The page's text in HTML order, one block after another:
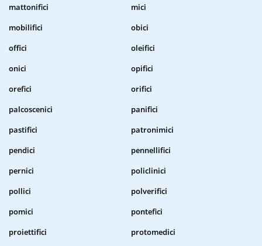
mattonifici
mici
mobilifici
obici
offici
oleifici
onici
opifici
orefici
orifici
palcoscenici
panifici
pastifici
patronimici
pendici
pennellifici
pernici
policlinici
pollici
polverifici
pomici
pontefici
proiettifici
protomedici